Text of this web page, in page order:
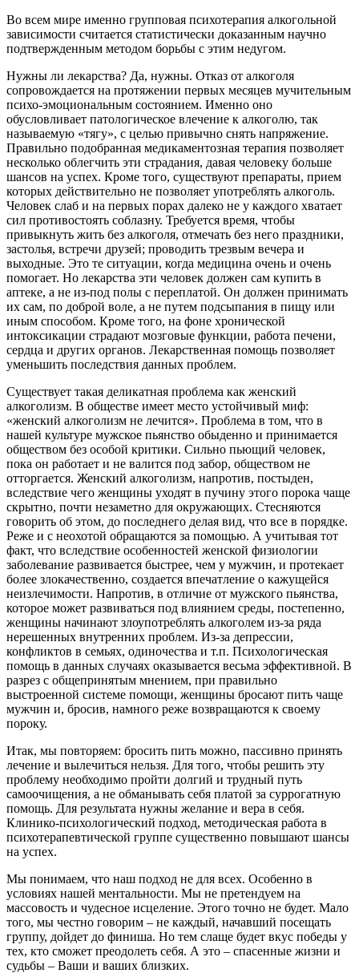
Во всем мире именно групповая психотерапия алкогольной
зависимости считается статистически доказанным научно
подтвержденным методом борьбы с этим недугом.
Нужны ли лекарства? Да, нужны. Отказ от алкоголя
сопровождается на протяжении первых месяцев мучительным
психо-эмоциональным состоянием. Именно оно
обусловливает патологическое влечение к алкоголю, так
называемую «тягу», с целью привычно снять напряжение.
Правильно подобранная медикаментозная терапия позволяет
несколько облегчить эти страдания, давая человеку больше
шансов на успех. Кроме того, существуют препараты, прием
которых действительно не позволяет употреблять алкоголь.
Человек слаб и на первых порах далеко не у каждого хватает
сил противостоять соблазну. Требуется время, чтобы
привыкнуть жить без алкоголя, отмечать без него праздники,
застолья, встречи друзей; проводить трезвым вечера и
выходные. Это те ситуации, когда медицина очень и очень
помогает. Но лекарства эти человек должен сам купить в
аптеке, а не из-под полы с переплатой. Он должен принимать
их сам, по доброй воле, а не путем подсыпания в пищу или
иным способом. Кроме того, на фоне хронической
интоксикации страдают мозговые функции, работа печени,
сердца и других органов. Лекарственная помощь позволяет
уменьшить последствия данных проблем.
Существует такая деликатная проблема как женский
алкоголизм. В обществе имеет место устойчивый миф:
«женский алкоголизм не лечится». Проблема в том, что в
нашей культуре мужское пьянство обыденно и принимается
обществом без особой критики. Сильно пьющий человек,
пока он работает и не валится под забор, обществом не
отторгается. Женский алкоголизм, напротив, постыден,
вследствие чего женщины уходят в пучину этого порока чаще
скрытно, почти незаметно для окружающих. Стесняются
говорить об этом, до последнего делая вид, что все в порядке.
Реже и с неохотой обращаются за помощью. А учитывая тот
факт, что вследствие особенностей женской физиологии
заболевание развивается быстрее, чем у мужчин, и протекает
более злокачественно, создается впечатление о кажущейся
неизлечимости. Напротив, в отличие от мужского пьянства,
которое может развиваться под влиянием среды, постепенно,
женщины начинают злоупотреблять алкоголем из-за ряда
нерешенных внутренних проблем. Из-за депрессии,
конфликтов в семьях, одиночества и т.п. Психологическая
помощь в данных случаях оказывается весьма эффективной. В
разрез с общепринятым мнением, при правильно
выстроенной системе помощи, женщины бросают пить чаще
мужчин и, бросив, намного реже возвращаются к своему
пороку.
Итак, мы повторяем: бросить пить можно, пассивно принять
лечение и вылечиться нельзя. Для того, чтобы решить эту
проблему необходимо пройти долгий и трудный путь
самоочищения, а не обманывать себя платой за суррогатную
помощь. Для результата нужны желание и вера в себя.
Клинико-психологический подход, методическая работа в
психотерапевтической группе существенно повышают шансы
на успех.
Мы понимаем, что наш подход не для всех. Особенно в
условиях нашей ментальности. Мы не претендуем на
массовость и чудесное исцеление. Этого точно не будет. Мало
того, мы честно говорим – не каждый, начавший посещать
группу, дойдет до финиша. Но тем слаще будет вкус победы у
тех, кто сможет преодолеть себя. А это – спасенные жизни и
судьбы – Ваши и ваших близких.